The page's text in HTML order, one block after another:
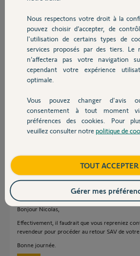
Chauffage
Autres produits
Devis avec un pro
Contact
Nicolas R.
il y a plus de 11 ans
Participer au fil de
Réponses
Bonjour,
A priori, ce n'est pas normal.
il y a plus de 11 ans
Bonjour Nicolas,
Effectivement, il faudrait que vous repreniez
revendeur pour procéder au retour SAV de
Bonne journée.
Nous respectons votre droit à la
pouvez choisir d’accepter, de
l'utilisation de certains types de
services proposés par des tiers. Le
n’affectera pas votre navigation
cependant votre expérience
optimale.
Vous pouvez changer d'avis
consentement à tout moment
préférences des cookies. Pour
veuillez consulter notre politique de
TOUT ACCEPTER
Gérer mes